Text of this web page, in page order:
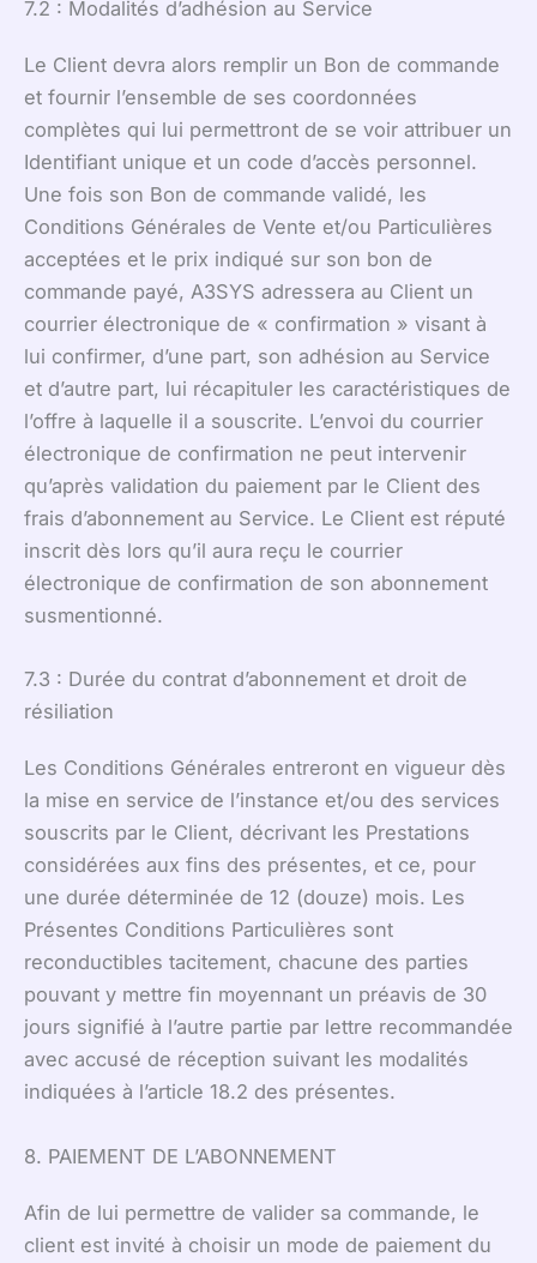
7.2 : Modalités d’adhésion au Service
Le Client devra alors remplir un Bon de commande
et fournir l’ensemble de ses coordonnées
complètes qui lui permettront de se voir attribuer un
Identifiant unique et un code d’accès personnel.
Une fois son Bon de commande validé, les
Conditions Générales de Vente et/ou Particulières
acceptées et le prix indiqué sur son bon de
commande payé, A3SYS adressera au Client un
courrier électronique de « confirmation » visant à
lui confirmer, d’une part, son adhésion au Service
et d’autre part, lui récapituler les caractéristiques de
l’offre à laquelle il a souscrite. L’envoi du courrier
électronique de confirmation ne peut intervenir
qu’après validation du paiement par le Client des
frais d’abonnement au Service. Le Client est réputé
inscrit dès lors qu’il aura reçu le courrier
électronique de confirmation de son abonnement
susmentionné.
7.3 : Durée du contrat d’abonnement et droit de
résiliation
Les Conditions Générales entreront en vigueur dès
la mise en service de l’instance et/ou des services
souscrits par le Client, décrivant les Prestations
considérées aux fins des présentes, et ce, pour
une durée déterminée de 12 (douze) mois. Les
Présentes Conditions Particulières sont
reconductibles tacitement, chacune des parties
pouvant y mettre fin moyennant un préavis de 30
jours signifié à l’autre partie par lettre recommandée
avec accusé de réception suivant les modalités
indiquées à l’article 18.2 des présentes.
8. PAIEMENT DE L’ABONNEMENT
Afin de lui permettre de valider sa commande, le
client est invité à choisir un mode de paiement du